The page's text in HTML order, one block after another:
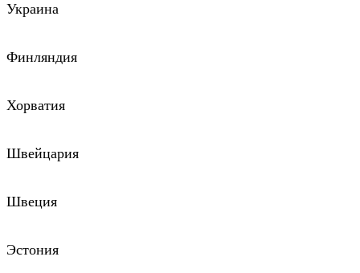
Украина
Финляндия
Хорватия
Швейцария
Швеция
Эстония